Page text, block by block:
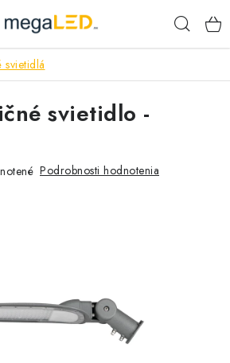
svietidlá
svietidlo -
Podrobnosti hodnotenia